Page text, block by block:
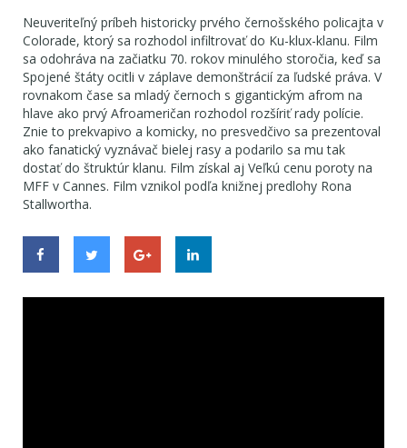
Neuveriteľný príbeh historicky prvého černošského policajta v
Colorade, ktorý sa rozhodol infiltrovať do Ku-klux-klanu. Film
sa odohráva na začiatku 70. rokov minulého storočia, keď sa
Spojené štáty ocitli v záplave demonštrácií za ľudské práva. V
rovnakom čase sa mladý černoch s gigantickým afrom na
hlave ako prvý Afroameričan rozhodol rozšíriť rady polície.
Znie to prekvapivo a komicky, no presvedčivo sa prezentoval
ako fanatický vyznávač bielej rasy a podarilo sa mu tak
dostať do štruktúr klanu. Film získal aj Veľkú cenu poroty na
MFF v Cannes. Film vznikol podľa knižnej predlohy Rona
Stallwortha.